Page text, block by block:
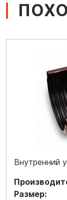
Внутренний
Размер: